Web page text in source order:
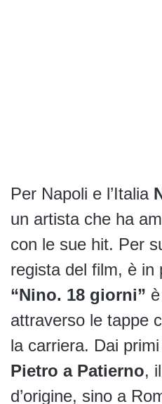
Per Napoli e l’Italia
un artista che ha
con le sue hit. Per
regista del film, è in
“Nino. 18 giorni”
attraverso le tappe
la carriera. Dai
Pietro a Patierno,
d’origine, sino a